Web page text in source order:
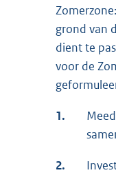
grond van
dient te
voor de
1.
2.